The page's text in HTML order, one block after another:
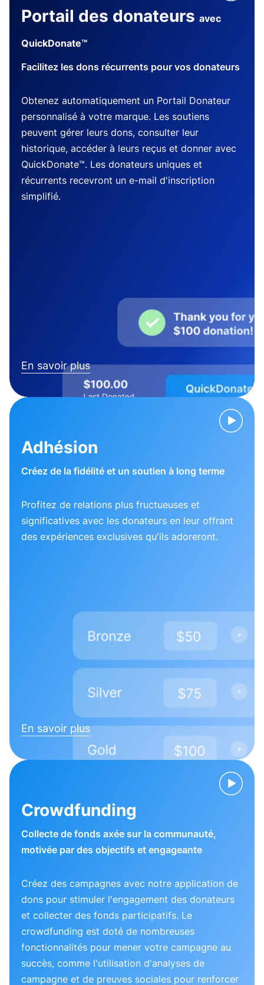
Portail des donateurs avec
QuickDonate™
Facilitez les dons récurrents pour vos donateurs
Obtenez automatiquement un Portail Donateur
personnalisé à votre marque. Les soutiens
peuvent gérer leurs dons, consulter leur
historique, accéder à leurs reçus et donner avec
QuickDonate™. Les donateurs uniques et
récurrents recevront un e-mail d'inscription
simplifié.
En savoir plus
Adhésion
Créez de la fidélité et un soutien à long terme
Profitez de relations plus fructueuses et
significatives avec les donateurs en leur offrant
des expériences exclusives qu'ils adoreront.
En savoir plus
Crowdfunding
Collecte de fonds axée sur la communauté,
motivée par des objectifs et engageante
Créez des campagnes avec notre application de
dons pour stimuler l'engagement des donateurs
et collecter des fonds participatifs. Le
crowdfunding est doté de nombreuses
fonctionnalités pour mener votre campagne au
succès, comme l'utilisation d'analyses de
campagne et de preuves sociales pour renforcer